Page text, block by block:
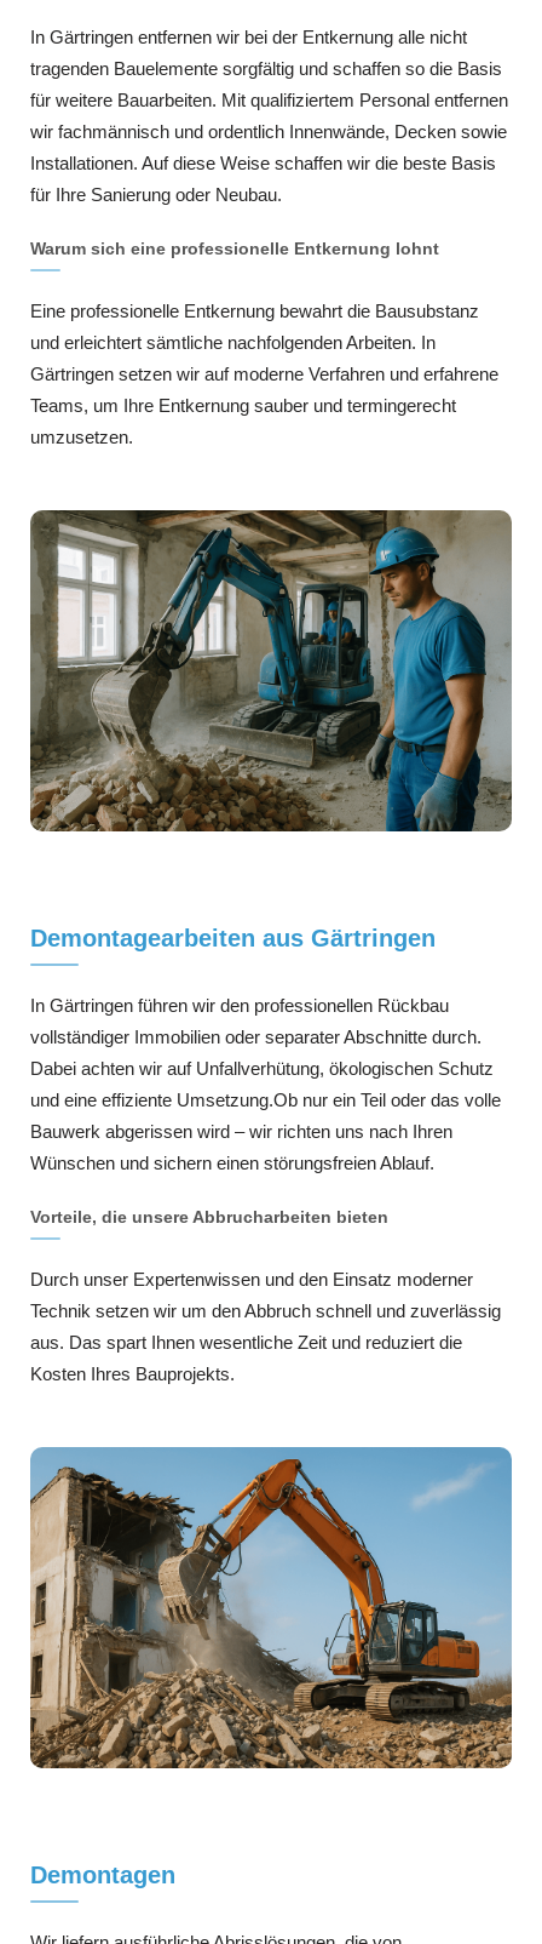
In Gärtringen entfernen wir bei der Entkernung alle nicht
tragenden Bauelemente sorgfältig und schaffen so die Basis
für weitere Bauarbeiten. Mit qualifiziertem Personal entfernen
wir fachmännisch und ordentlich Innenwände, Decken sowie
Installationen. Auf diese Weise schaffen wir die beste Basis
für Ihre Sanierung oder Neubau.
Warum sich eine professionelle Entkernung lohnt
Eine professionelle Entkernung bewahrt die Bausubstanz
und erleichtert sämtliche nachfolgenden Arbeiten. In
Gärtringen setzen wir auf moderne Verfahren und erfahrene
Teams, um Ihre Entkernung sauber und termingerecht
umzusetzen.
Demontagearbeiten aus Gärtringen
In Gärtringen führen wir den professionellen Rückbau
vollständiger Immobilien oder separater Abschnitte durch.
Dabei achten wir auf Unfallverhütung, ökologischen Schutz
und eine effiziente Umsetzung.Ob nur ein Teil oder das volle
Bauwerk abgerissen wird – wir richten uns nach Ihren
Wünschen und sichern einen störungsfreien Ablauf.
Vorteile, die unsere Abbrucharbeiten bieten
Durch unser Expertenwissen und den Einsatz moderner
Technik setzen wir um den Abbruch schnell und zuverlässig
aus. Das spart Ihnen wesentliche Zeit und reduziert die
Kosten Ihres Bauprojekts.
Demontagen